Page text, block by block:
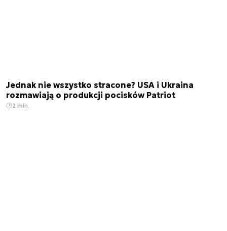
Jednak nie wszystko stracone? USA i Ukraina
rozmawiają o produkcji pocisków Patriot
2 min.